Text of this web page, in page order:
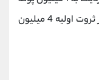
افزایش در ثروت خود مشاهده می کند (از ثروت اولیه 4 میلیون